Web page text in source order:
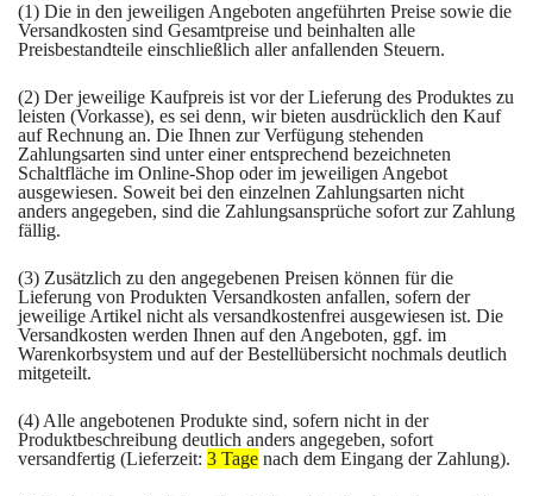
(1) Die in den jeweiligen Angeboten angeführten Preise sowie die
Versandkosten sind Gesamtpreise und beinhalten alle
Preisbestandteile einschließlich aller anfallenden Steuern.
(2) Der jeweilige Kaufpreis ist vor der Lieferung des Produktes zu
leisten (Vorkasse), es sei denn, wir bieten ausdrücklich den Kauf
auf Rechnung an. Die Ihnen zur Verfügung stehenden
Zahlungsarten sind unter einer entsprechend bezeichneten
Schaltfläche im Online-Shop oder im jeweiligen Angebot
ausgewiesen. Soweit bei den einzelnen Zahlungsarten nicht
anders angegeben, sind die Zahlungsansprüche sofort zur Zahlung
fällig.
(3) Zusätzlich zu den angegebenen Preisen können für die
Lieferung von Produkten Versandkosten anfallen, sofern der
jeweilige Artikel nicht als versandkostenfrei ausgewiesen ist. Die
Versandkosten werden Ihnen auf den Angeboten, ggf. im
Warenkorbsystem und auf der Bestellübersicht nochmals deutlich
mitgeteilt.
(4) Alle angebotenen Produkte sind, sofern nicht in der
Produktbeschreibung deutlich anders angegeben, sofort
versandfertig (Lieferzeit: 3 Tage nach dem Eingang der Zahlung).